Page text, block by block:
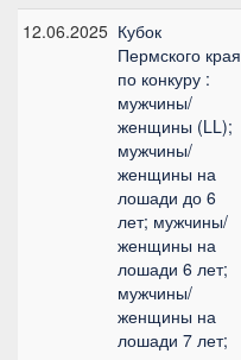
12.06.2025 Кубок
Пермского края
по конкуру :
мужчины/
женщины (LL);
мужчины/
женщины на
лошади до 6
лет; мужчины/
женщины на
лошади 6 лет;
мужчины/
женщины на
лошади 7 лет;